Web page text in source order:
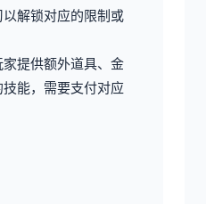
解锁对应的限制或
提供额外道具、金
能，需要支付对应